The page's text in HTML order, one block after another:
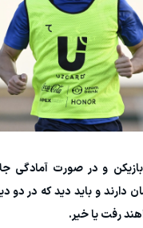
و در صورت آمادگی
دارند و باید دید که در دو
رفت یا خیر.